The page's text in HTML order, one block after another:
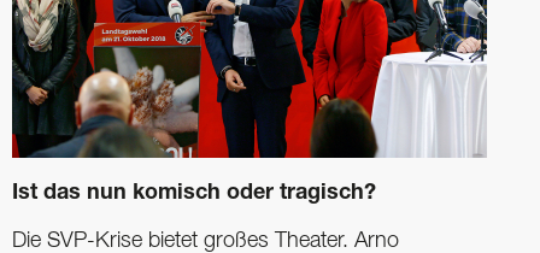
Ist das nun komisch oder tragisch?
Die SVP-Krise bietet großes Theater. Arno